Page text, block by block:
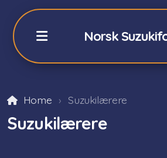
Norsk
Home Suzukilærere
Suzukilærere
NSFs Sommerkurs Geilo
Påmelding sommerkurs -26